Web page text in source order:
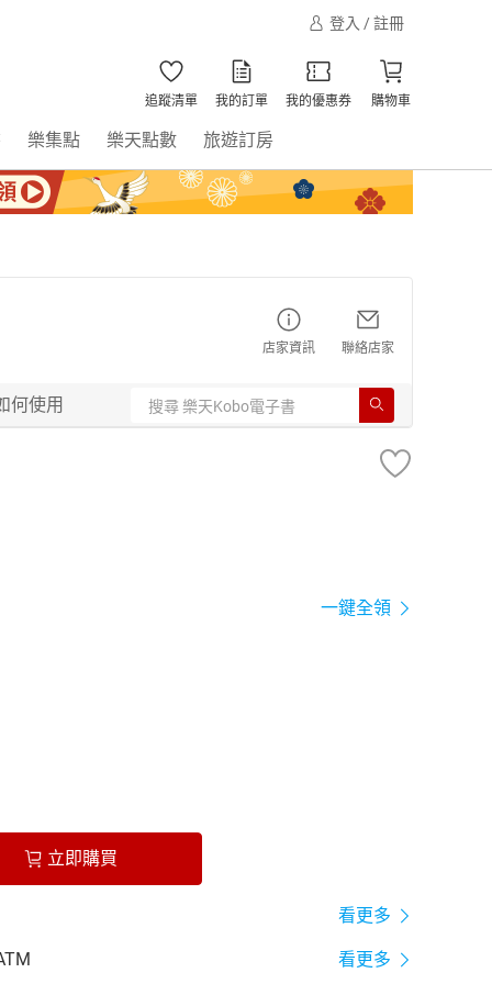
登入 / 註冊
追蹤清單 我的訂單 我的優惠券 購物車
樂集點 樂天點數 旅遊訂房
店家資訊 聯絡店家
何使用
一鍵全領
立即購買
看更多
看更多